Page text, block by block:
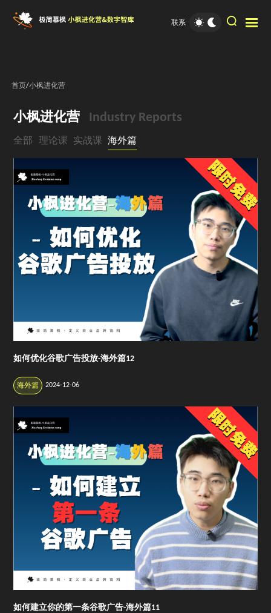
联系
首页/小枫进化营
小枫进化营 Industry Reports
全部 理论课 实战课 海外篇
如何优化谷歌广告投放-海外篇12
海外篇 2024-12-06
如何建立你的第一条谷歌广告-海外篇11